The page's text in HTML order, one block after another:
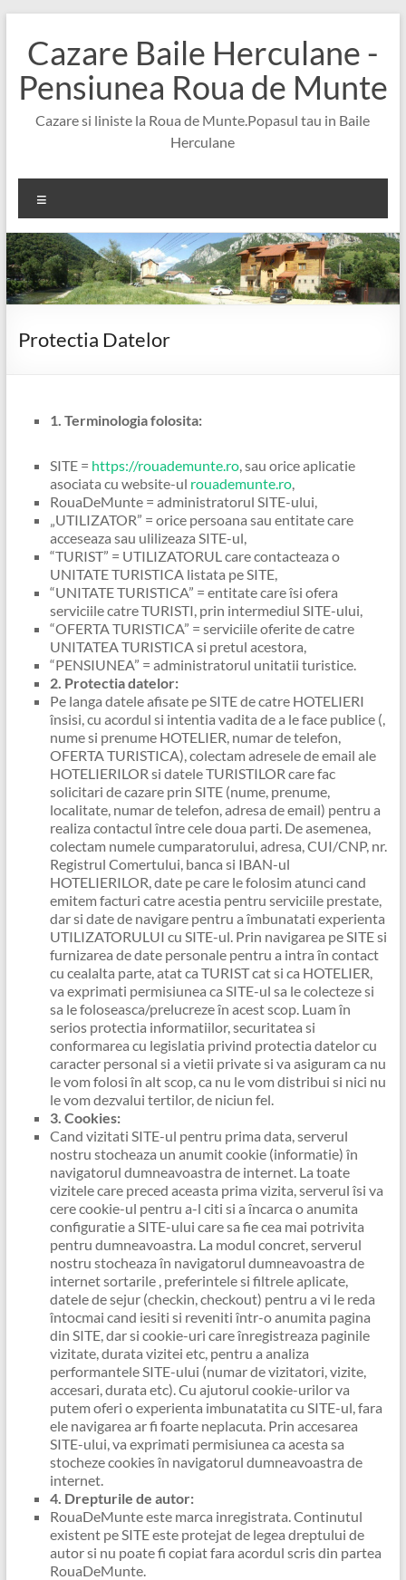
content
Cazare Baile Herculane -
Pensiunea Roua de Munte
Cazare si liniste la Roua de Munte.Popasul tau in Baile
Herculane
Protectia Datelor
1. Terminologia folosita:
SITE = https://rouademunte.ro, sau orice aplicatie
asociata cu website-ul rouademunte.ro,
RouaDeMunte = administratorul SITE-ului,
„UTILIZATOR” = orice persoana sau entitate care
acceseaza sau ulilizeaza SITE-ul,
“TURIST” = UTILIZATORUL care contacteaza o
UNITATE TURISTICA listata pe SITE,
“UNITATE TURISTICA” = entitate care îsi ofera
serviciile catre TURISTI, prin intermediul SITE-ului,
“OFERTA TURISTICA” = serviciile oferite de catre
UNITATEA TURISTICA si pretul acestora,
“PENSIUNEA” = administratorul unitatii turistice.
2. Protectia datelor:
Pe langa datele afisate pe SITE de catre HOTELIERI
însisi, cu acordul si intentia vadita de a le face publice (,
nume si prenume HOTELIER, numar de telefon,
OFERTA TURISTICA), colectam adresele de email ale
HOTELIERILOR si datele TURISTILOR care fac
solicitari de cazare prin SITE (nume, prenume,
localitate, numar de telefon, adresa de email) pentru a
realiza contactul între cele doua parti. De asemenea,
colectam numele cumparatorului, adresa, CUI/CNP, nr.
Registrul Comertului, banca si IBAN-ul
HOTELIERILOR, date pe care le folosim atunci cand
emitem facturi catre acestia pentru serviciile prestate,
dar si date de navigare pentru a îmbunatati experienta
UTILIZATORULUI cu SITE-ul. Prin navigarea pe SITE si
furnizarea de date personale pentru a intra în contact
cu cealalta parte, atat ca TURIST cat si ca HOTELIER,
va exprimati permisiunea ca SITE-ul sa le colecteze si
sa le foloseasca/prelucreze în acest scop. Luam în
serios protectia informatiilor, securitatea si
conformarea cu legislatia privind protectia datelor cu
caracter personal si a vietii private si va asiguram ca nu
le vom folosi în alt scop, ca nu le vom distribui si nici nu
le vom dezvalui tertilor, de niciun fel.
3. Cookies:
Cand vizitati SITE-ul pentru prima data, serverul
nostru stocheaza un anumit cookie (informatie) în
navigatorul dumneavoastra de internet. La toate
vizitele care preced aceasta prima vizita, serverul îsi va
cere cookie-ul pentru a-l citi si a încarca o anumita
configuratie a SITE-ului care sa fie cea mai potrivita
pentru dumneavoastra. La modul concret, serverul
nostru stocheaza în navigatorul dumneavoastra de
internet sortarile , preferintele si filtrele aplicate,
datele de sejur (checkin, checkout) pentru a vi le reda
întocmai cand iesiti si reveniti într-o anumita pagina
din SITE, dar si cookie-uri care înregistreaza paginile
vizitate, durata vizitei etc, pentru a analiza
performantele SITE-ului (numar de vizitatori, vizite,
accesari, durata etc). Cu ajutorul cookie-urilor va
putem oferi o experienta imbunatatita cu SITE-ul, fara
ele navigarea ar fi foarte neplacuta. Prin accesarea
SITE-ului, va exprimati permisiunea ca acesta sa
stocheze cookies în navigatorul dumneavoastra de
internet.
4. Drepturile de autor:
RouaDeMunte este marca inregistrata. Continutul
existent pe SITE este protejat de legea dreptului de
autor si nu poate fi copiat fara acordul scris din partea
RouaDeMunte.